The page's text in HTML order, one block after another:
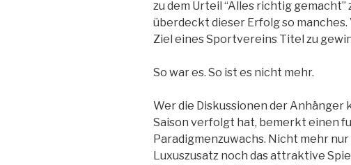
zu dem Urteil “Alles richtig gemacht”
überdeckt dieser Erfolg so
Ziel eines Sportvereins Titel zu
So war es. So ist es nicht mehr.
Wer die Diskussionen der Anhänger
Saison verfolgt hat, bemerkt einen
Paradigmenzuwachs. Nicht mehr
Luxuszusatz noch das attraktive